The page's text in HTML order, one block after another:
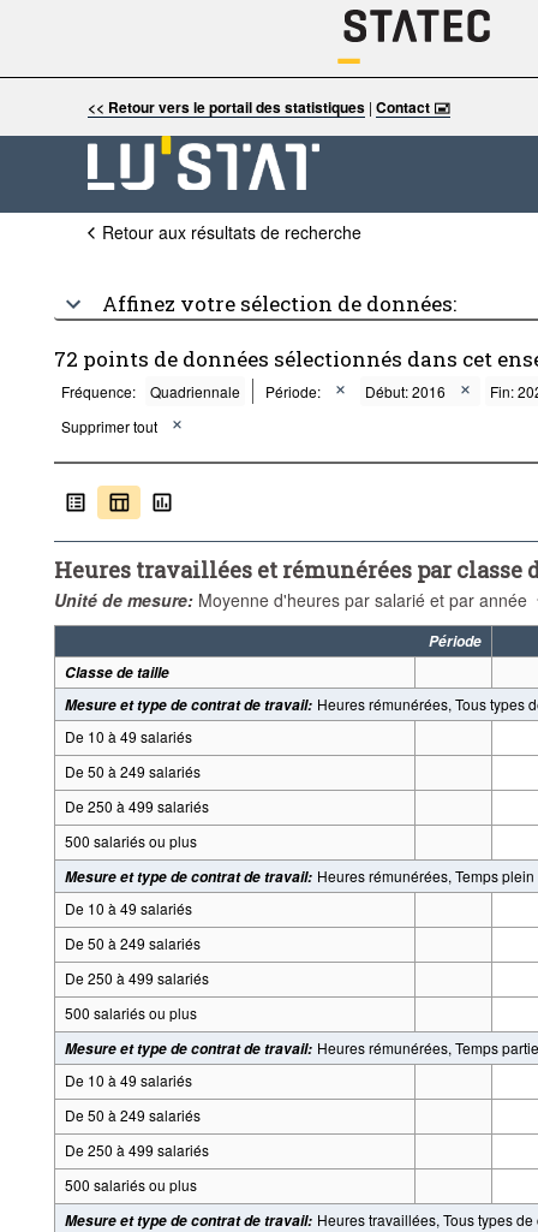
<< Retour vers le portail des statistiques |Contact 🖃
Retour aux résultats de recherche
Affinez votre sélection de données:
72 points de données sélectionnés dans cet
Fréquence: Quadriennale Période: Début: 2016
Fin:
Supprimer tout
Heures travaillées et rémunérées par classe
Unité de mesure: Moyenne d'heures par salarié et par année
Période
Classe de taille
Mesure et type de contrat de travail: Heures rémunérées, Tous types
De 10 à 49 salariés
De 50 à 249 salariés
De 250 à 499 salariés
500 salariés ou plus
Mesure et type de contrat de travail: Heures rémunérées, Temps plein
De 10 à 49 salariés
De 50 à 249 salariés
De 250 à 499 salariés
500 salariés ou plus
Mesure et type de contrat de travail: Heures rémunérées, Temps
De 10 à 49 salariés
De 50 à 249 salariés
De 250 à 499 salariés
500 salariés ou plus
Mesure et type de contrat de travail: Heures travaillées, Tous types de